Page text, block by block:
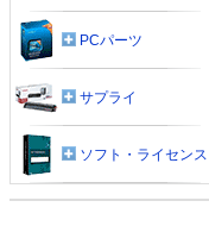
PCパーツ
サプライ
ソフト・ライセンス